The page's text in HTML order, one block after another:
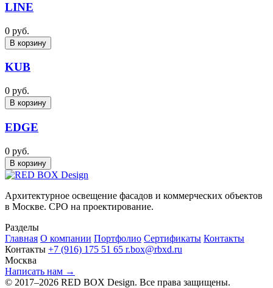
LINE
0 руб.
В корзину
KUB
0 руб.
В корзину
EDGE
0 руб.
В корзину
Архитектурное освещение фасадов и коммерческих объектов
в Москве. СРО на проектирование.
Разделы
Главная О компании Портфолио Сертификаты Контакты
Контакты +7 (916) 175 51 65 r.box@rbxd.ru
Москва
Написать нам →
© 2017–2026 RED BOX Design. Все права защищены.